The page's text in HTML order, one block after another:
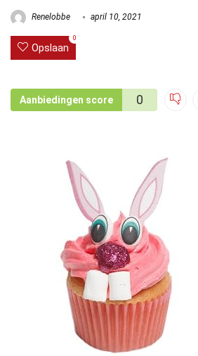
Renelobbe april 10, 2021
Opslaan
0
Aanbiedingen score 0